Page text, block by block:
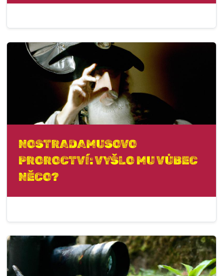
NOSTRADAMUSOVO
PROROCTVÍ: VYŠLO MU VŮBEC
NĚCO?